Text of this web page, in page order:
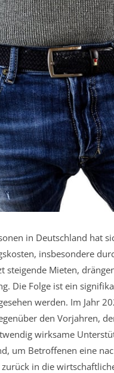
in Deutschland hat
insbesondere
steigende Mieten,
Die Folge ist ein
werden. Im Jahr
den Vorjahren,
wirksame
um Betroffenen eine
in die